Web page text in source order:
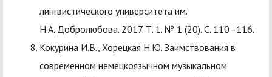
лингвистического университета им.
Н.А. Добролюбова. 2017. Т. 1. № 1 (20). С. 110–116.
Кокурина И.В., Хорецкая Н.Ю. Заимствования в
современном немецкоязычном музыкальном